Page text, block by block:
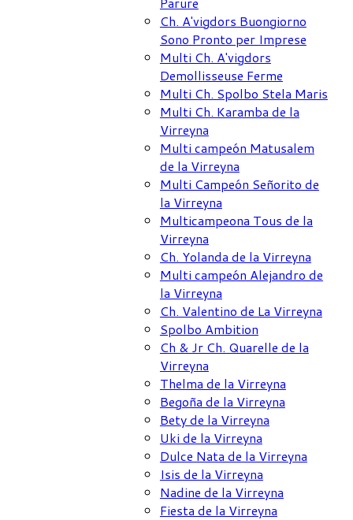
Ch. A'vigdors Buongiorno
Sono Pronto per Imprese
Multi Ch. A'vigdors
Demollisseuse Ferme
Multi Ch. Spolbo Stela Maris
Multi Ch. Karamba de la
Virreyna
Multi campeón Matusalem
de la Virreyna
Multi Campeón Señorito de
la Virreyna
Multicampeona Tous de la
Virreyna
Ch. Yolanda de la Virreyna
Multi campeón Alejandro de
la Virreyna
Ch. Valentino de La Virreyna
Spolbo Ambition
Ch & Jr Ch. Quarelle de la
Virreyna
Thelma de la Virreyna
Begoña de la Virreyna
Bety de la Virreyna
Uki de la Virreyna
Dulce Nata de la Virreyna
Isis de la Virreyna
Nadine de la Virreyna
Fiesta de la Virreyna